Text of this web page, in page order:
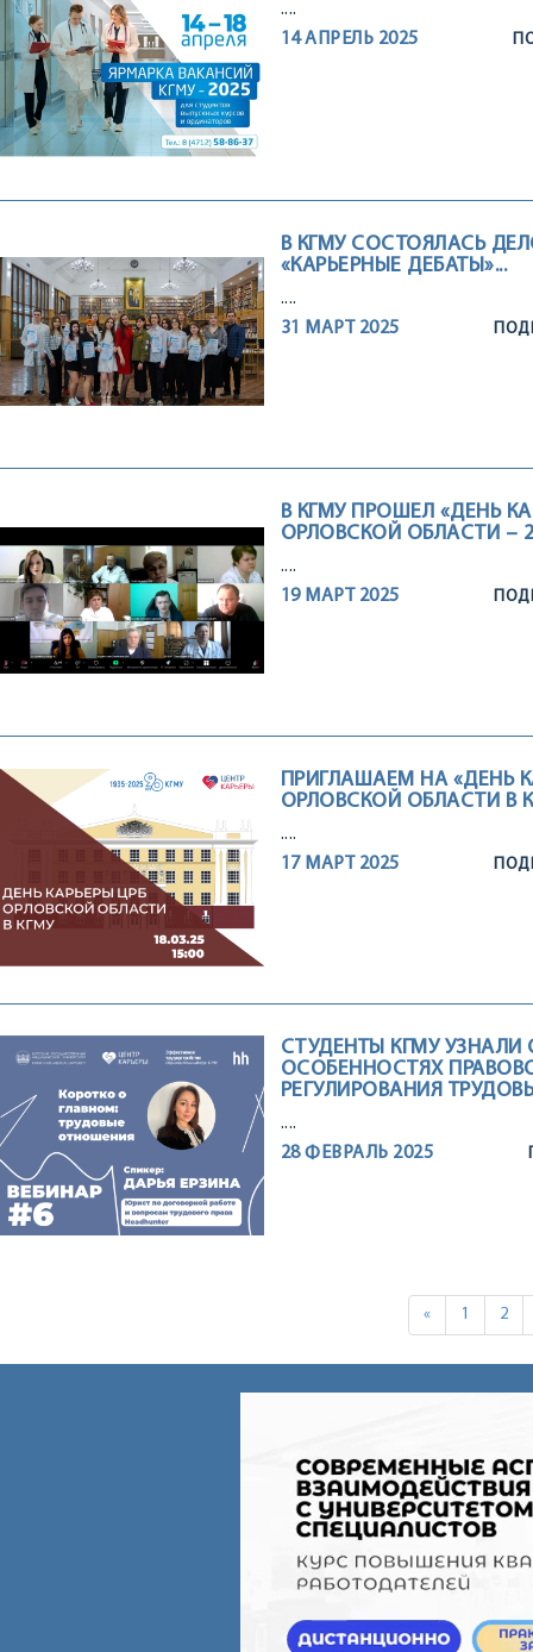
....
14 АПРЕЛЬ 2025
В КГМУ СОСТОЯЛАСЬ
«КАРЬЕРНЫЕ ДЕБАТЫ»...
....
31 МАРТ 2025
В КГМУ ПРОШЕЛ «ДЕНЬ
ОРЛОВСКОЙ ОБЛАСТИ –
....
19 МАРТ 2025
ПРИГЛАШАЕМ НА «ДЕНЬ
ОРЛОВСКОЙ ОБЛАСТИ В
....
17 МАРТ 2025
СТУДЕНТЫ КГМУ УЗНАЛИ
ОСОБЕННОСТЯХ
РЕГУЛИРОВАНИЯ
....
28 ФЕВРАЛЬ 2025
« 1 2